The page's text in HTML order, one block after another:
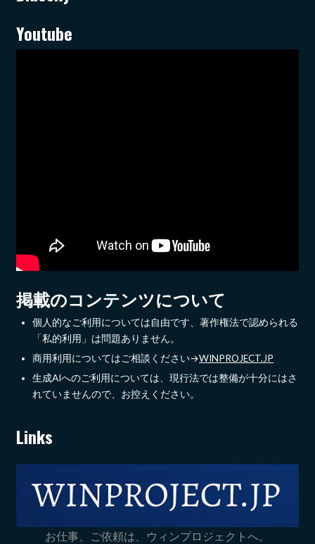
Youtube
掲載のコンテンツについて
個人的なご利用については自由です、著作権法で認められる
「私的利用」は問題ありません。
商用利用についてはご相談ください→WINPROJECT.JP
生成AIへのご利用については、現行法では整備が十分にはさ
れていませんので、お控えください。
Links
お仕事、ご依頼は、ウィンプロジェクトへ。